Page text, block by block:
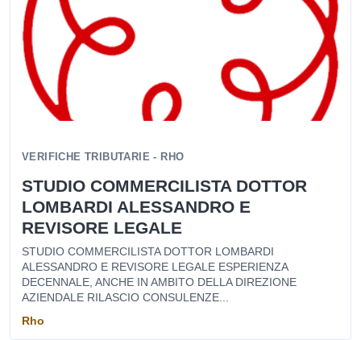
VERIFICHE TRIBUTARIE - RHO
STUDIO COMMERCILISTA DOTTOR
LOMBARDI ALESSANDRO E
REVISORE LEGALE
STUDIO COMMERCILISTA DOTTOR LOMBARDI
ALESSANDRO E REVISORE LEGALE ESPERIENZA
DECENNALE, ANCHE IN AMBITO DELLA DIREZIONE
AZIENDALE RILASCIO CONSULENZE...
Rho